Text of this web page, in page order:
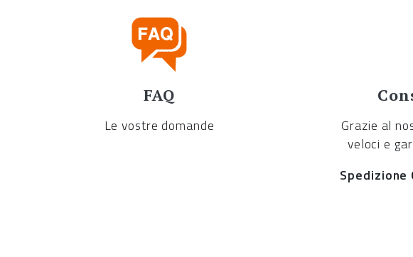
FAQ
Le vostre domande Grazie al
veloci e
Spedizione